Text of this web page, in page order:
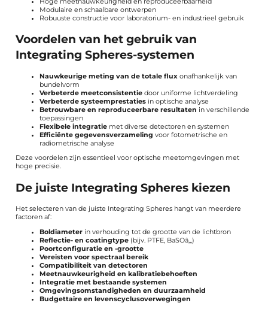
Modulaire en schaalbare ontwerpen
Robuuste constructie voor laboratorium- en industrieel gebruik
Voordelen van het gebruik van
Integrating Spheres-systemen
Nauwkeurige meting van de totale fluxonafhankelijk van
bundelvorm
Verbeterde meetconsistentiedoor uniforme lichtverdeling
Verbeterde systeemprestatiesin optische analyse
Betrouwbare en reproduceerbare resultaten in verschillende
toepassingen
Flexibele integratiemet diverse detectoren en systemen
Efficiënte gegevensverzameling voor fotometrische en
radiometrische analyse
Deze voordelen zijn essentieel voor optische meetomgevingen met
hoge precisie.
De juiste Integrating Spheres kiezen
Het selecteren van de juiste Integrating Spheres hangt van meerdere
factoren af:
Boldiameterin verhouding tot de grootte van de lichtbron
Reflectie- en coatingtype(bijv. PTFE, BaSOâ‚„)
Poortconfiguratie en -grootte
Vereisten voor spectraal bereik
Compatibiliteit van detectoren
Meetnauwkeurigheid en kalibratiebehoeften
Integratie met bestaande systemen
Omgevingsomstandigheden en duurzaamheid
Budgettaire en levenscyclusoverwegingen